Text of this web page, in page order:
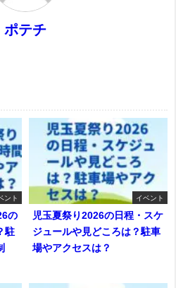
ポテチ
ント
の
駐
イベント
児玉夏祭り2026の日程・スケ
ジュールや見どころは？駐車
場やアクセスは？